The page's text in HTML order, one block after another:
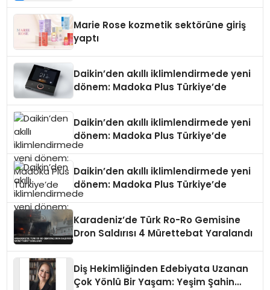
Marie Rose kozmetik sektörüne giriş
yaptı
Daikin’den akıllı iklimlendirmede yeni
dönem: Madoka Plus Türkiye’de
Daikin’den akıllı iklimlendirmede yeni
dönem: Madoka Plus Türkiye’de
Daikin’den akıllı iklimlendirmede yeni
dönem: Madoka Plus Türkiye’de
Karadeniz’de Türk Ro-Ro Gemisine
Dron Saldırısı 4 Mürettebat Yaralandı
Diş Hekimliğinden Edebiyata Uzanan
Çok Yönlü Bir Yaşam: Yeşim Şahin